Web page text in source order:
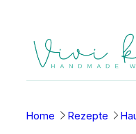
springen
Home Rezepte